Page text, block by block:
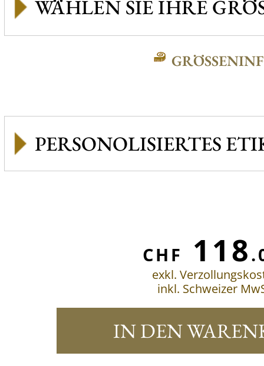
GRÖSSENINFO
PERSONOLISIERTES
CHF 118
exkl.
inkl. Schweizer
IN DEN